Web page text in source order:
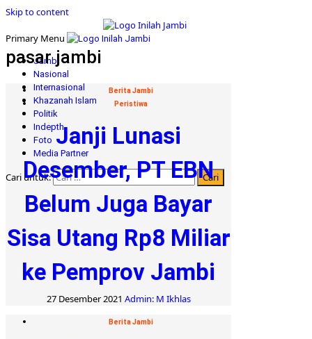
Skip to content
Primary Menu
Jambi
Nasional
Internasional
Khazanah Islam
Politik
Indepth
Foto
Media Partner
Cari untuk:
pasar jambi
Berita Jambi
Peristiwa
Janji Lunasi
Desember, PT EBN
Belum Juga Bayar
Sisa Utang Rp8 Miliar
ke Pemprov Jambi
27 Desember 2021 Admin: M Ikhlas
Berita Jambi